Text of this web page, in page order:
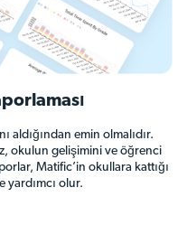
aldığından emin olmalıdır.
okulun gelişimini ve öğrenci
Matific’in okullara kattığı
yardımcı olur.